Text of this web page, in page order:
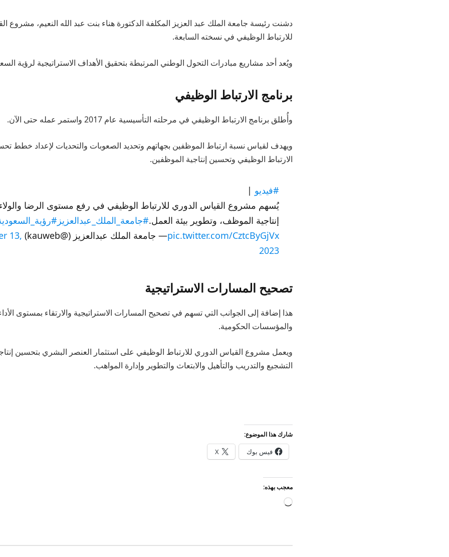
دشنت رئيسة جامعة الملك عبد العزيز المكلفة الدكتورة هناء بنت عبد الله النعيم، مشروع
للارتباط الوظيفي في نسخته السابعة.
ويُعد أحد مشاريع مبادرات التحول الوطني المرتبطة بتحقيق الأهداف الاستراتيجية لرؤية السعودية
برنامج الارتباط الوظيفي
وأُطلق برنامج الارتباط الوظيفي في مرحلته التأسيسية عام 2017 واستمر عمله حتى الآن.
ويهدف لقياس نسبة ارتباط الموظفين بجهاتهم وتحديد الصعوبات والتحديات لإعداد خطط
الارتباط الوظيفي وتحسين إنتاجية الموظفين.
#فيديو |
يُسهم مشروع القياس الدوري للارتباط الوظيفي في رفع مستوى الرضا
إنتاجية الموظف، وتطوير بيئة العمل.#جامعة_الملك_عبدالعزيز
pic.twitter.com/CztcByGjVx— جامعة الملك عبدالعزيز (@kauweb)
13,
2023
تصحيح المسارات الاستراتيجية
هذا إضافة إلى الجوانب التي تسهم في تصحيح المسارات الاستراتيجية والارتقاء بمستوى
والمؤسسات الحكومية.
ويعمل مشروع القياس الدوري للارتباط الوظيفي على استثمار العنصر البشري بتحسين
التشجيع والتدريب والتأهيل والابتعاث والتطوير وإدارة المواهب.
شارك هذا الموضوع:
فيس بوك X
معجب بهذه:
جاري